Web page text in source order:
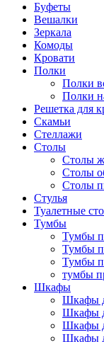
Буфеты
Вешалки
Зеркала
Комоды
Кровати
Полки
Полки
Полки
Решетка для
Скамьи
Стеллажи
Столы
Столы
Столы
Столы
Стулья
Туалетные
Тумбы
Тумбы
Тумбы
Тумбы
тумбы
Шкафы
Шкафы
Шкафы
Шкафы
Шкафы